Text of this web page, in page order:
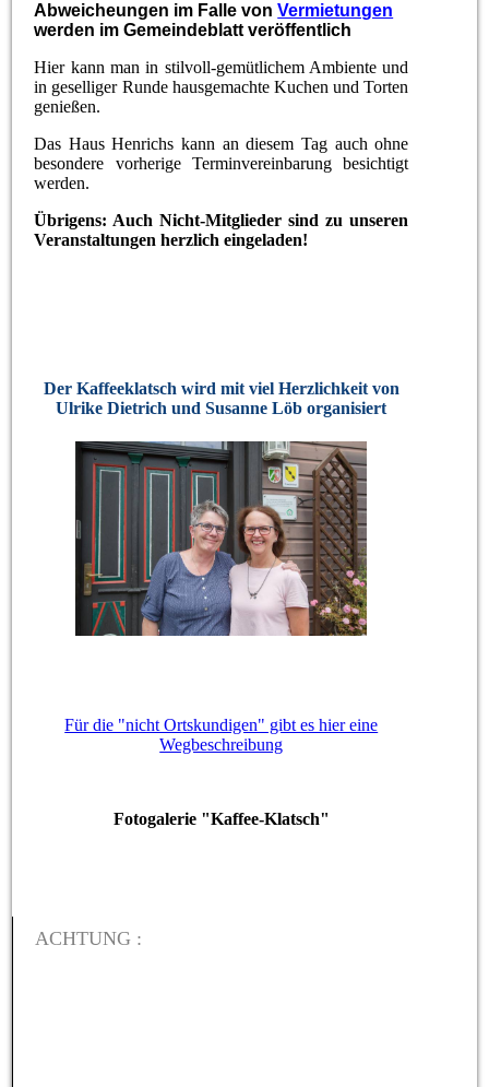
Abweicheungen im Falle vonVermietungen
werden im Gemeindeblatt veröffentlich
Hier kann man in stilvoll-gemütlichem Ambiente und
in geselliger Runde hausgemachte Kuchen und Torten
genießen.
Das Haus Henrichs kann an diesem Tag auch ohne
besondere vorherige Terminvereinbarung besichtigt
werden.
Übrigens: Auch Nicht-Mitglieder sind zu unseren
Veranstaltungen herzlich eingeladen!
Der Kaffeeklatsch wird mit viel Herzlichkeit von
Ulrike Dietrich und Susanne Löb organisiert
Für die "nicht Ortskundigen" gibt es hier eine
Wegbeschreibung
Fotogalerie "Kaffee-Klatsch"
ACHTUNG :